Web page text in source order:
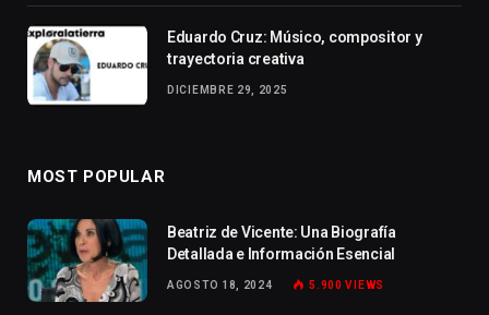
Eduardo Cruz: Músico, compositor y
trayectoria creativa
DICIEMBRE 29, 2025
MOST POPULAR
Beatriz de Vicente: Una Biografía
Detallada e Información Esencial
AGOSTO 18, 2024 5.900VIEWS